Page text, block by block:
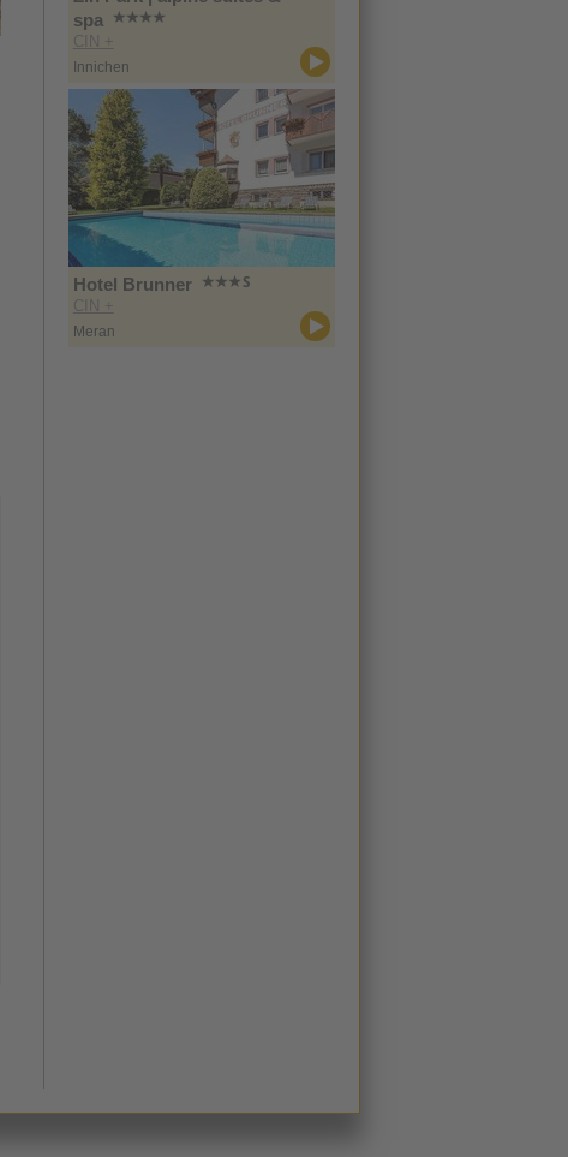
spa
CIN +
Innichen
Hotel Brunner
CIN +
Meran